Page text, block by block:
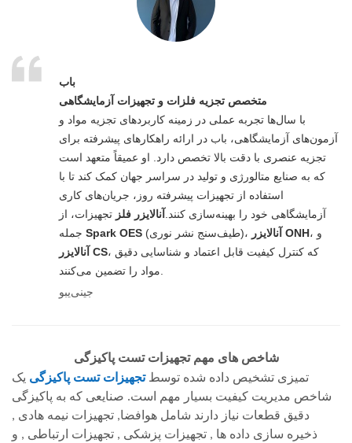
باب
متخصص تجزیه فلزات و تجهیزات آزمایشگاهی
با سال‌ها تجربه عملی در زمینه کاربردهای تجزیه مواد و
آزمون‌های آزمایشگاهی، باب در ارائه راهکارهای پیشرفته برای
تجزیه عنصری با دقت بالا تخصص دارد. او عمیقاً متعهد است
که به صنایع متالورژی و تولید در سراسر جهان کمک کند تا با
استفاده از تجهیزات پیشرفته روز، جریان‌های کاری
آزمایشگاهی خود را بهینه‌سازی کنند. آنالایزر فلز تجهیزات، از
Spark OES (طیف‌سنج نشر نوری)، آنالایزر ONH
، و
آنالایزر CS، که کنترل کیفیت قابل اعتماد و شناسایی دقیق
مواد را تضمین می‌کنند.
جینی‌یبو
شاخص های مهم تجهیزات تست پاکیزگی
تمیزی تشخیص داده شده توسط تجهیزات تست پاکیزگی یک
شاخص مدیریت کیفیت بسیار مهم است. صنایعی که به پاکیزگی
دقیق قطعات نیاز دارند شامل هوافضا, تجهیزات نیمه هادی ,
ذخیره سازی داده ها , تجهیزات پزشکی , تجهیزات ارتباطی , و